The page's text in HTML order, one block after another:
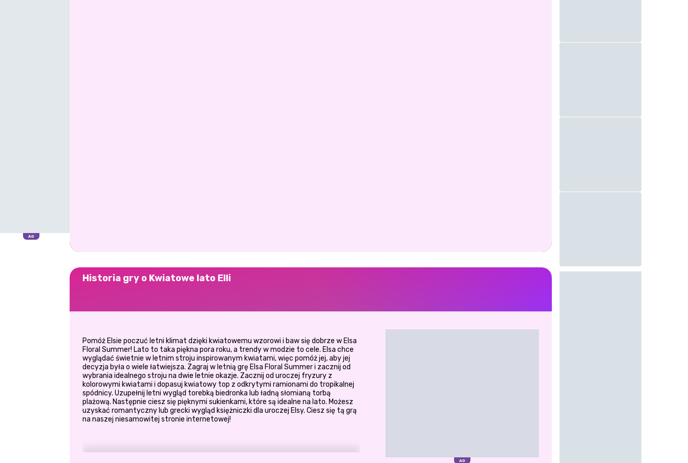
Historia gry o Kwiatowe lato Elli
Pomóż Elsie poczuć letni klimat dzięki kwiatowemu wzorowi i baw się dobrze w Elsa
Floral Summer! Lato to taka piękna pora roku, a trendy w modzie to cele. Elsa chce
wyglądać świetnie w letnim stroju inspirowanym kwiatami, więc pomóż jej, aby jej
decyzja była o wiele łatwiejsza. Zagraj w letnią grę Elsa Floral Summer i zacznij od
wybrania idealnego stroju na dwie letnie okazje. Zacznij od uroczej fryzury z
kolorowymi kwiatami i dopasuj kwiatowy top z odkrytymi ramionami do tropikalnej
spódnicy. Uzupełnij letni wygląd torebką biedronka lub ładną słomianą torbą
plażową. Następnie ciesz się pięknymi sukienkami, które są idealne na lato. Możesz
uzyskać romantyczny lub grecki wygląd księżniczki dla uroczej Elsy. Ciesz się tą grą
na naszej niesamowitej stronie internetowej!